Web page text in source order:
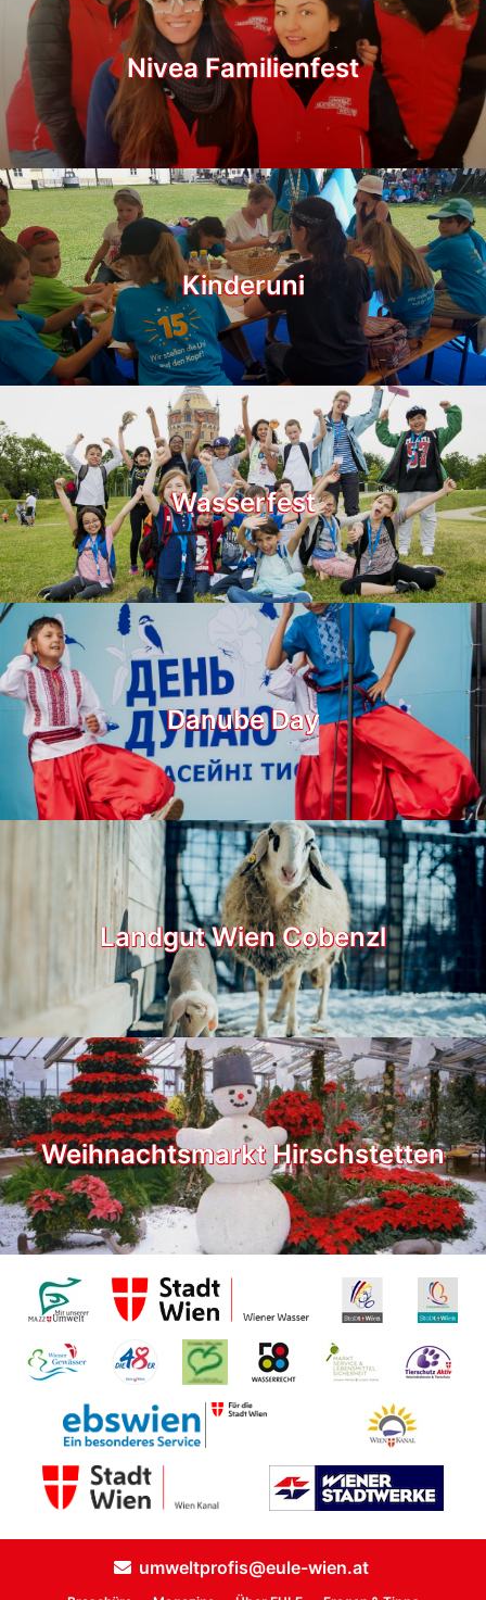
Nivea Familienfest
Kinderuni
Wasserfest
Danube Day
Landgut Wien Cobenzl
Weihnachtsmarkt Hirschstetten
umweltprofis@eule-wien.at